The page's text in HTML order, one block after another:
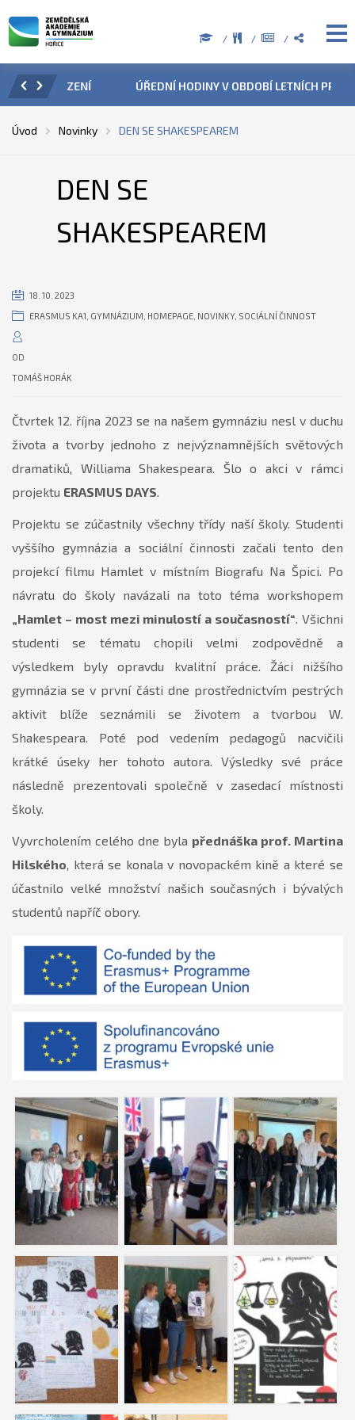
ÚŘEDNÍ HODINY V OBDOBÍ LETNÍCH PRÁZDNIN
Úvod Novinky DEN SE SHAKESPEAREM
DEN SE
SHAKESPEAREM
18. 10. 2023
ERASMUS KA1 GYMNÁZIUM HOMEPAGE NOVINKY, SOCIÁLNÍ ČINNOST
OD
TOMÁŠ HORÁK
Čtvrtek 12. října 2023 se na našem gymnáziu nesl v duchu
života a tvorby jednoho z nejvýznamnějších světových
dramatiků, Williama Shakespeara. Šlo o akci v rámci
projektu ERASMUS DAYS.
Projektu se zúčastnily všechny třídy naší školy. Studenti
vyššího gymnázia a sociální činnosti začali tento den
projekcí filmu Hamlet v místním Biografu Na Špici. Po
návratu do školy navázali na toto téma workshopem
„Hamlet – most mezi minulostí a současností“. Všichni
studenti se tématu chopili velmi zodpovědně a
výsledkem byly opravdu kvalitní práce. Žáci nižšího
gymnázia se v první části dne prostřednictvím pestrých
aktivit blíže seznámili se životem a tvorbou W.
Shakespeara. Poté pod vedením pedagogů nacvičili
krátké úseky her tohoto autora. Výsledky své práce
následně prezentovali společně v zasedací místnosti
školy.
Vyvrcholením celého dne byla přednáška prof. Martina
Hilského, která se konala v novopackém kině a které se
účastnilo velké množství našich současných i bývalých
studentů napříč obory.